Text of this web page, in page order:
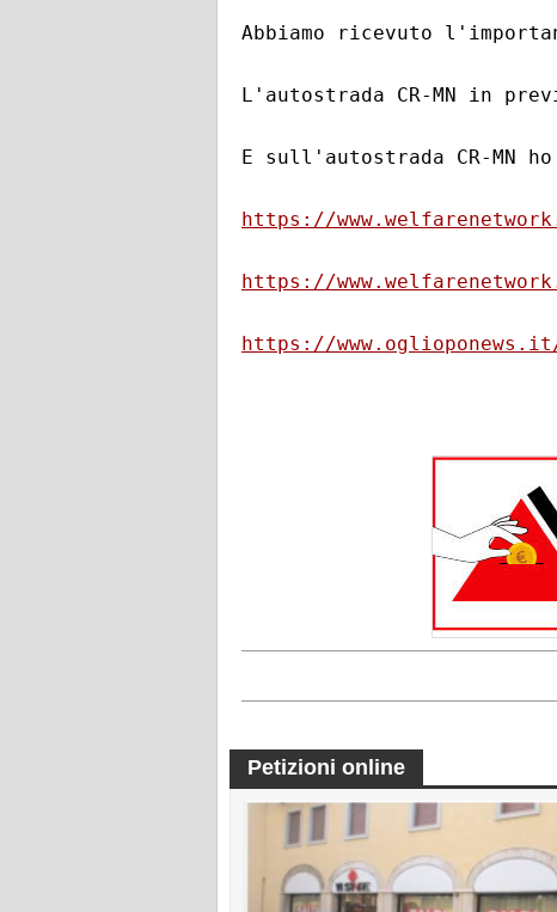
Abbiamo ricevuto
L'autostrada CR-MN in
E sull'autostrada CR-MN
https://
https://
https://
Petizioni online